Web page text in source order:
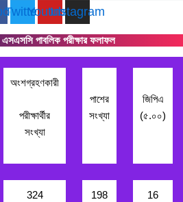
TwitterYoutubeInstagram
এসএসসি পাবলিক পরীক্ষার ফলাফল
অংশগ্রহণকারী
পরীক্ষার্থীর
সংখ্যা
পাশের
সংখ্যা
জিপিএ
(৫.০০)
324 198 16